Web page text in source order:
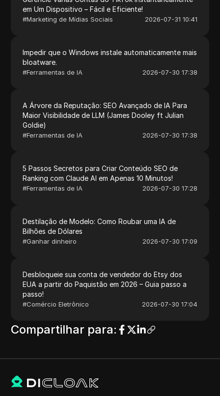
em Um Dispositivo – Fácil e Eficiente!
#Marketing de Mídias Sociais 2026-07-31 10:41
Impedir que o Windows instale automaticamente mais
bloatware.
#Ferramentas de IA 2026-07-30 17:38
A Árvore da Reputação: SEO Avançado de IA Para
Maior Visibilidade de LLM (James Dooley ft Julian
Goldie)
#Ferramentas de IA 2026-07-30 17:38
5 Passos Secretos para Criar Conteúdo SEO de
Ranking com Claude AI em Apenas 10 Minutos!
#Ferramentas de IA 2026-07-30 17:28
Destilação de Modelo: Como Roubar uma IA de
Bilhões de Dólares
#Ganhar dinheiro 2026-07-30 17:09
Desbloqueie sua conta de vendedor do Etsy dos
EUA a partir do Paquistão em 2026 – Guia passo a
passo!
#Comércio Eletrônico 2026-07-30 17:04
Compartilhar para: